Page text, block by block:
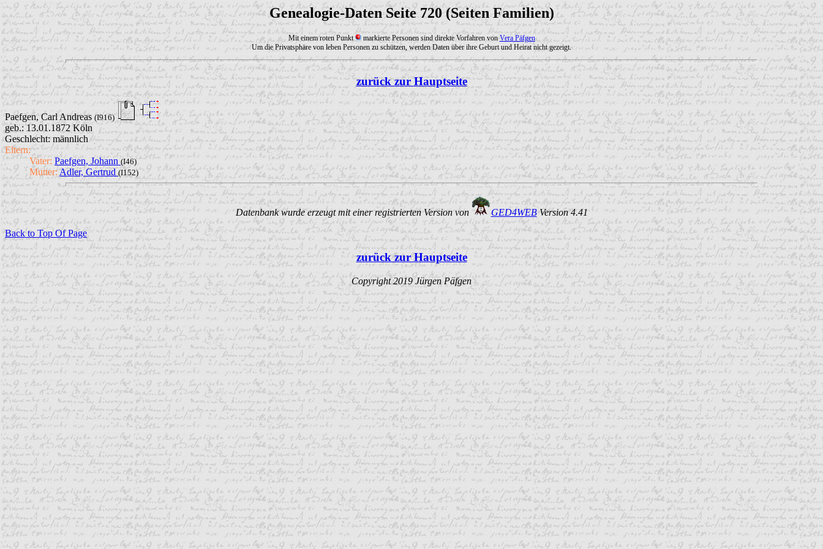
Genealogie-Daten Seite 720 (Seiten Familien)
Mit einem roten Punkt markierte Personen sind direkte Vorfahren vonVera Päfgen
Um die Privatsphäre von leben Personen zu schützen, werden Daten über ihre Geburt und Heirat nicht gezeigt.
zurück zur Hauptseite
Paefgen, Carl Andreas (I916)
geb.: 13.01.1872 Köln
Geschlecht: männlich
Eltern:
Vater: Paefgen, Johann (I46)
Mutter: Adler, Gertrud(I152)
Datenbank wurde erzeugt mit einer registrierten Version von GED4WEBVersion 4.41
Back to Top Of Page
zurück zur Hauptseite
Copyright 2019 Jürgen Päfgen